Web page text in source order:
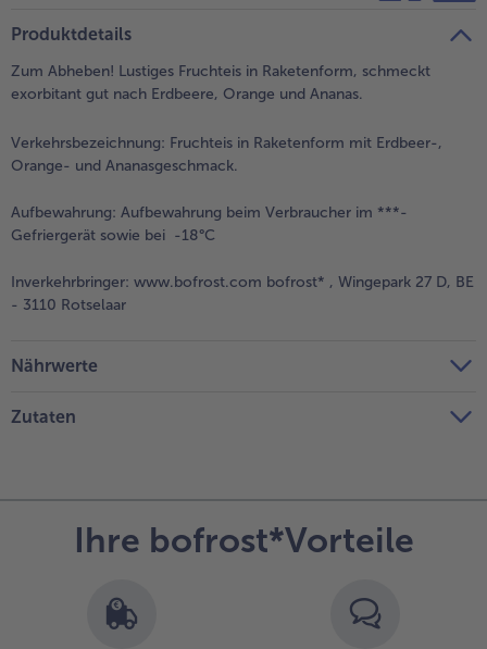
Produktdetails
Zum Abheben! Lustiges Fruchteis in Raketenform, schmeckt
exorbitant gut nach Erdbeere, Orange und Ananas.
Verkehrsbezeichnung: Fruchteis in Raketenform mit Erdbeer-,
Orange- und Ananasgeschmack.
Aufbewahrung: Aufbewahrung beim Verbraucher im ***-
Gefriergerät sowie bei -18°C
Inverkehrbringer: www.bofrost.com bofrost* , Wingepark 27 D, BE
- 3110 Rotselaar
Nährwerte
Zutaten
Ihre bofrost*Vorteile